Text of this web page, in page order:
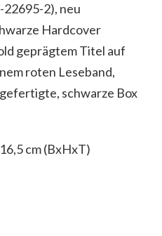
22695-2), neu
Hardcover
geprägtem Titel auf
roten Leseband,
schwarze Box
cm (BxHxT)